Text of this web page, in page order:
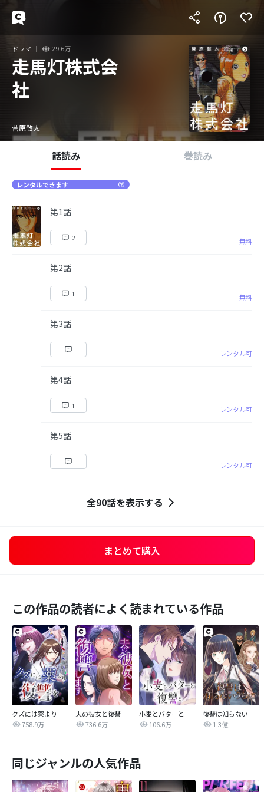
ドラマ 29.6万
走馬灯株式会
社
菅原敬太
話読み 巻読み
レンタルできます
第1話
2 無料
第2話
1 無料
第3話
レンタル可
第4話
1 レンタル可
第5話
レンタル可
全90話を表示する
まとめて購入
この作品の読者によく読まれている作品
クズには薬より復讐を
758.9万
夫の彼女と復讐します
736.6万
小麦とバターと復讐と
106.6万
復讐は知らないうちに
1.3億
同じジャンルの人気作品